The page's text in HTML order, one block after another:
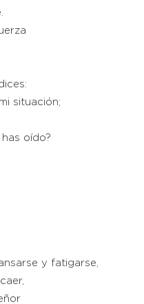
situación;
oído?
y fatigarse,